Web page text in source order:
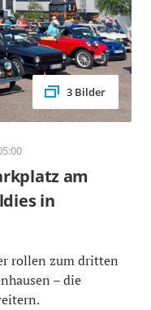
3 Bilder
am
in
rollen zum dritten
– die